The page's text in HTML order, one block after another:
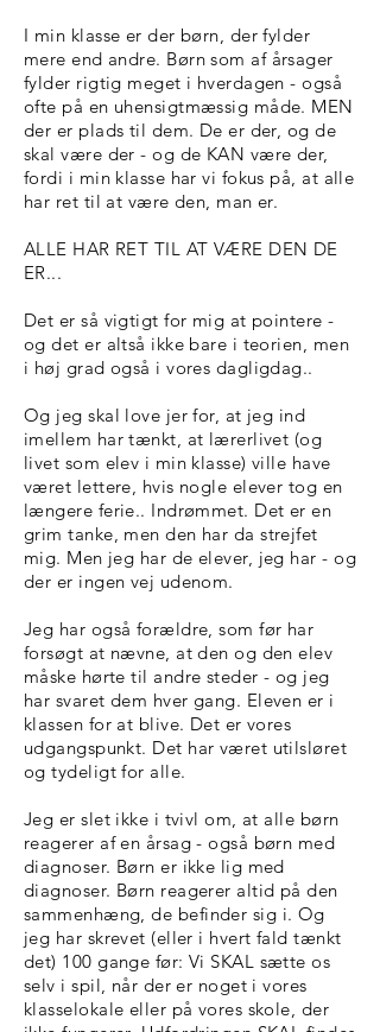
I min klasse er der børn, der fylder
mere end andre. Børn som af årsager
fylder rigtig meget i hverdagen - også
ofte på en uhensigtmæssig måde. MEN
der er plads til dem. De er der, og de
skal være der - og de KAN være der,
fordi i min klasse har vi fokus på, at alle
har ret til at være den, man er.
ALLE HAR RET TIL AT VÆRE DEN DE
ER...
Det er så vigtigt for mig at pointere -
og det er altså ikke bare i teorien, men
i høj grad også i vores dagligdag..
Og jeg skal love jer for, at jeg ind
imellem har tænkt, at lærerlivet (og
livet som elev i min klasse) ville have
været lettere, hvis nogle elever tog en
længere ferie.. Indrømmet. Det er en
grim tanke, men den har da strejfet
mig. Men jeg har de elever, jeg har - og
der er ingen vej udenom.
Jeg har også forældre, som før har
forsøgt at nævne, at den og den elev
måske hørte til andre steder - og jeg
har svaret dem hver gang. Eleven er i
klassen for at blive. Det er vores
udgangspunkt. Det har været utilsløret
og tydeligt for alle.
Jeg er slet ikke i tvivl om, at alle børn
reagerer af en årsag - også børn med
diagnoser. Børn er ikke lig med
diagnoser. Børn reagerer altid på den
sammenhæng, de befinder sig i. Og
jeg har skrevet (eller i hvert fald tænkt
det) 100 gange før: Vi SKAL sætte os
selv i spil, når der er noget i vores
klasselokale eller på vores skole, der